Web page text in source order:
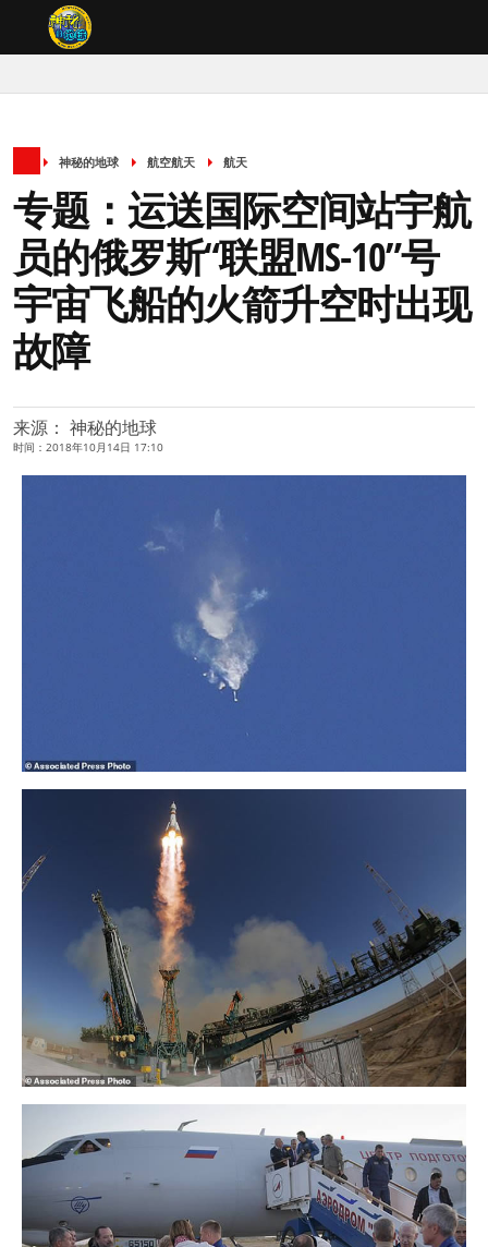
神秘的地球 航空航天 航天
专题：运送国际空间站宇航
员的俄罗斯“联盟MS-10”号
宇宙飞船的火箭升空时出现
故障
来源： 神秘的地球
时间：2018年10月14日 17:10